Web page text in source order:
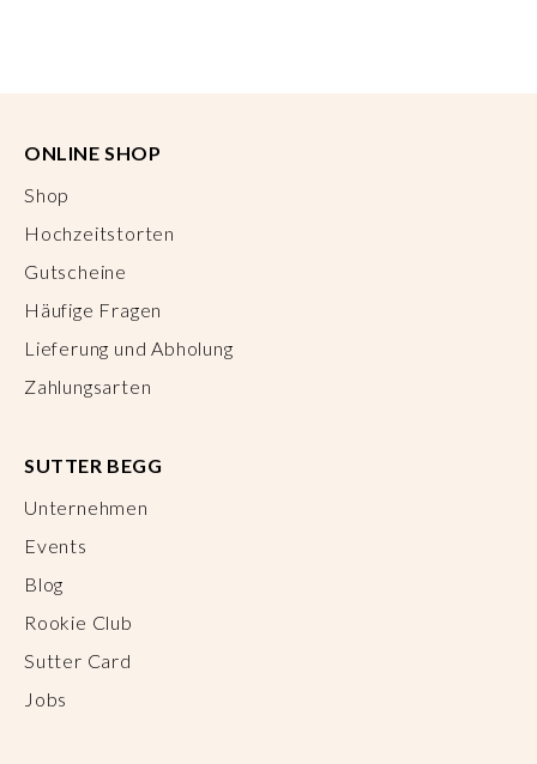
ONLINE SHOP
Shop
Hochzeitstorten
Gutscheine
Häufige Fragen
Lieferung und Abholung
Zahlungsarten
SUTTER BEGG
Unternehmen
Events
Blog
Rookie Club
Sutter Card
Jobs